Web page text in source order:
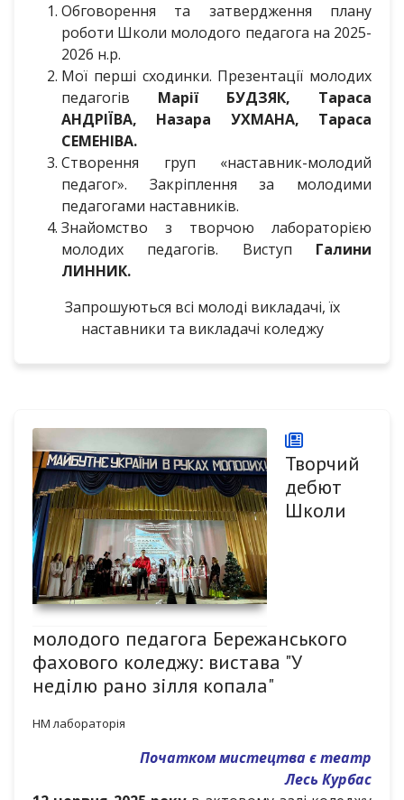
Обговорення та затвердження плану
роботи Школи молодого педагога на 2025-
2026 н.р.
Мої перші сходинки. Презентації молодих
педагогів Марії БУДЗЯК, Тараса
АНДРІЇВА, Назара УХМАНА, Тараса
СЕМЕНІВА.
Створення груп «наставник-молодий
педагог». Закріплення за молодими
педагогами наставників.
Знайомство з творчою лабораторією
молодих педагогів. Виступ Галини
ЛИННИК.
Запрошуються всі молоді викладачі, їх
наставники та викладачі коледжу
Творчий
дебют
Школи
молодого педагога Бережанського
фахового коледжу: вистава "У
неділю рано зілля копала"
НМ лабораторія
Початком мистецтва є театр
Лесь Курбас